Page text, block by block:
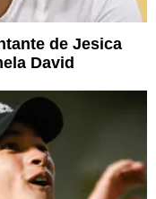
de Jesica
David